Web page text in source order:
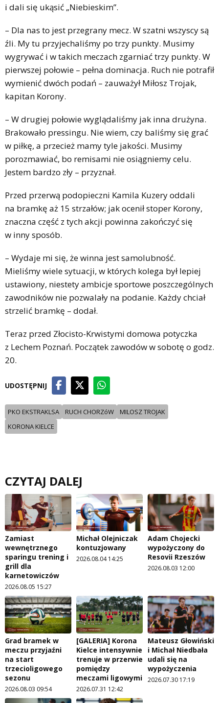
i dali się ukąsić „Niebieskim”.
– Dla nas to jest przegrany mecz. W szatni wszyscy są
źli. My tu przyjechaliśmy po trzy punkty. Musimy
wygrywać i w takich meczach zgarniać trzy punkty. W
pierwszej połowie – pełna dominacja. Ruch nie potrafił
wymienić dwóch podań – zauważył Miłosz Trojak,
kapitan Korony.
– W drugiej połowie wyglądaliśmy jak inna drużyna.
Brakowało pressingu. Nie wiem, czy baliśmy się grać
w piłkę, a przecież mamy tyle jakości. Musimy
porozmawiać, bo remisami nie osiągniemy celu.
Jestem bardzo zły – przyznał.
Przed przerwą podopieczni Kamila Kuzery oddali
na bramkę aż 15 strzałów; jak ocenił stoper Korony,
znaczna część z tych akcji powinna zakończyć się
w inny sposób.
– Wydaje mi się, że winna jest samolubność.
Mieliśmy wiele sytuacji, w których kolega był lepiej
ustawiony, niestety ambicje sportowe poszczególnych
zawodników nie pozwalały na podanie. Każdy chciał
strzelić bramkę – dodał.
Teraz przed Złocisto-Krwistymi domowa potyczka
z Lechem Poznań. Początek zawodów w sobotę o godz.
20.
UDOSTĘPNIJ
PKO EKSTRAKLSA RUCH CHORZóW
MILOSZ TROJAK
KORONA KIELCE
CZYTAJ DALEJ
Zamiast
wewnętrznego
sparingu trening i
grill dla
karnetowiczów
2026.08.05 15:27
Michał Olejniczak
kontuzjowany
2026.08.04 14:25
Adam Chojecki
wypożyczony do
Resovii Rzeszów
2026.08.03 12:00
Grad bramek w
meczu przyjaźni
na start
trzecioligowego
sezonu
2026.08.03 09:54
[GALERIA] Korona
Kielce intensywnie
trenuje w przerwie
pomiędzy
meczami ligowymi
2026.07.31 12:42
Mateusz Głowiński
i Michał Niedbała
udali się na
wypożyczenia
2026.07.30 17:19